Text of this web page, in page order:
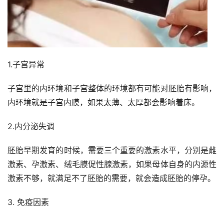
1.子宫异常
子宫里的内环境和子宫整体的环境都有可能对胚胎有影响，
内环境就是子宫内膜，如果太薄、太厚都会影响着床。
2.内分泌失调
胚胎早期发育的时候，需要三个重要的激素水平，分别是雌
激素、孕激素、绒毛膜促性腺激素，如果母体自身的内源性
激素不够，就满足不了胚胎的需要，就会造成胚胎的停孕。
3. 免疫因素